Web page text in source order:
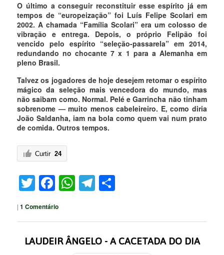
O último a conseguir reconstituir esse espírito já em
tempos de “europeização” foi Luís Felipe Scolari em
2002. A chamada “Família Scolari” era um colosso de
vibração e entrega. Depois, o próprio Felipão foi
vencido pelo espírito “seleção-passarela” em 2014,
redundando no chocante 7 x 1 para a Alemanha em
pleno Brasil.
Talvez os jogadores de hoje desejem retomar o espírito
mágico da seleção mais vencedora do mundo, mas
não saibam como. Normal. Pelé e Garrincha não tinham
sobrenome — muito menos cabeleireiro. E, como diria
João Saldanha, iam na bola como quem vai num prato
de comida. Outros tempos.
Curtir 24
Twitter
Facebook
WhatsApp
Telegram
|1 Comentário
LAUDEIR ÂNGELO - A CACETADA DO DIA